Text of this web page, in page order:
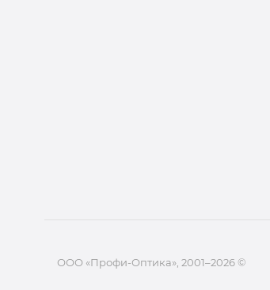
ООО «Профи-Оптика», 2001–2026 ©